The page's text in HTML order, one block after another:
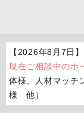
【2026年8月7日】
現在ご相談中のホ
体様、人材マッチ
様 他）